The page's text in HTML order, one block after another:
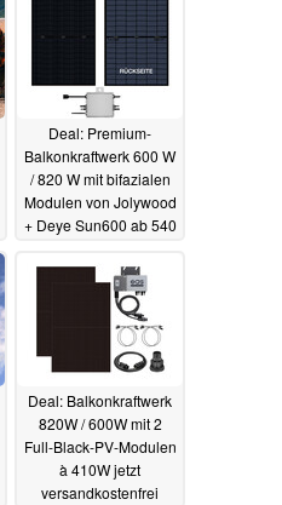
Deal: Premium-
Balkonkraftwerk 600 W
/ 820 W mit bifazialen
Modulen von Jolywood
+ Deye Sun600 ab 540
Deal: Balkonkraftwerk
820W / 600W mit 2
Full-Black-PV-Modulen
à 410W jetzt
versandkostenfrei